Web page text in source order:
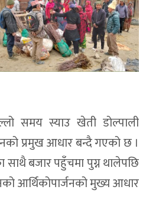
समय स्याउ खेती डोल्पाली
प्रमुख आधार बन्दै गएको छ ।
साथै बजार पहुँचमा पुग्न थालेपछि
आर्थिकोपार्जनको मुख्य आधार